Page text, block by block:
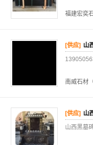
福建宏奕
[供应] 山
南威石材
[供应] 山
山西黑墓